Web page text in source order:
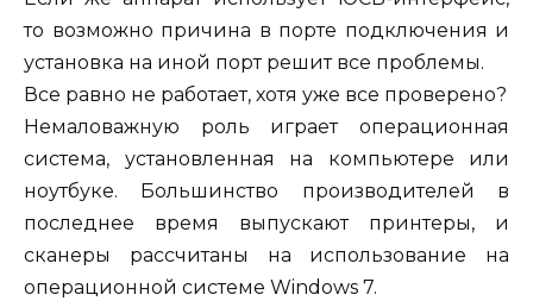
то возможно причина в порте подключения и
установка на иной порт решит все проблемы.
Все равно не работает, хотя уже все проверено?
Немаловажную роль играет операционная
система, установленная на компьютере или
ноутбуке. Большинство производителей в
последнее время выпускают принтеры, и
сканеры рассчитаны на использование на
операционной системе Windows 7.